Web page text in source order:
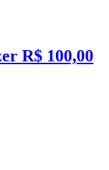
R$ 100,00